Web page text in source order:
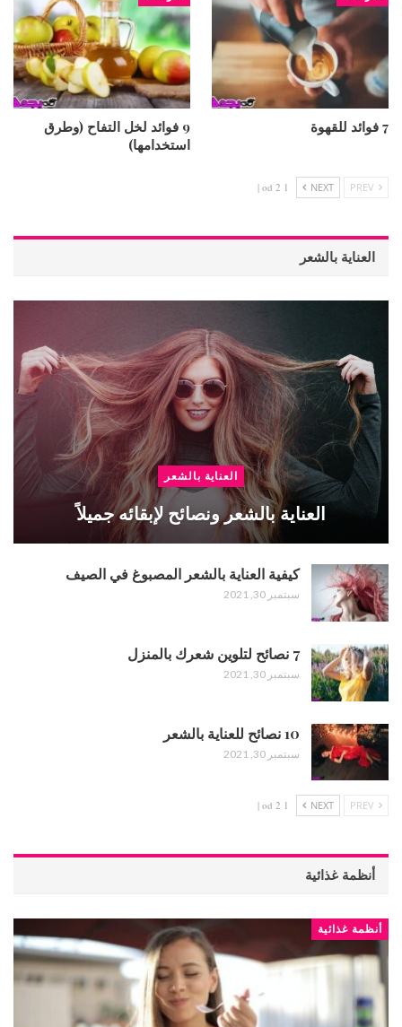
7 فوائد للقهوة
9 فوائد لخل التفاح (وطرق
استخدامها)
NEXT
1 od 2 |
العناية بالشعر
العناية بالشعر
العناية بالشعر ونصائح لإبقائه جميلاً
كيفية العناية بالشعر المصبوغ في الصيف
سبتمبر 30, 2021
7 نصائح لتلوين شعرك بالمنزل
سبتمبر 30, 2021
10 نصائح للعناية بالشعر
سبتمبر 30, 2021
NEXT
1 od 2 |
أنظمة غذائية
أنظمة غذائية